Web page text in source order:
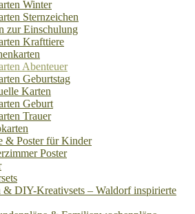
Winter
Sternzeichen
zur Einschulung
Krafttiere
Abenteuer
Geburtstag
Karten
Geburt
Trauer
& Poster für Kinder
Poster
& DIY-Kreativsets – Waldorf inspirierte